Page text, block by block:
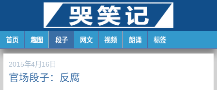
首页 趣图 段子 网文 视频 朗诵 标签
2015年4月16日
官场段子：反腐